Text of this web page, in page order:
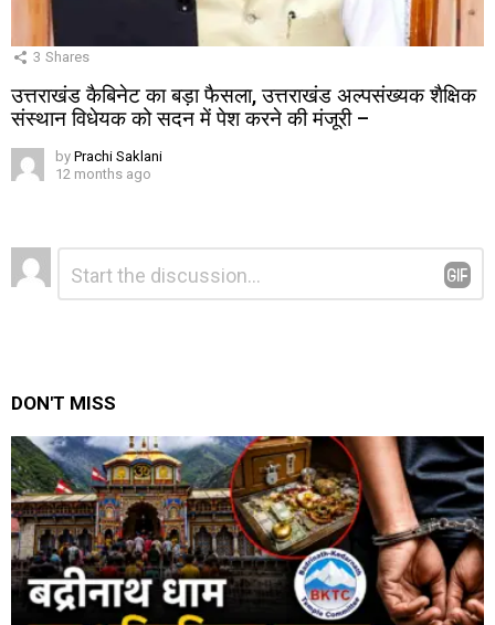
3 Shares
उत्तराखंड कैबिनेट का बड़ा फैसला, उत्तराखंड अल्पसंख्यक शैक्षिक
संस्थान विधेयक को सदन में पेश करने की मंजूरी –
by Prachi Saklani
12 months ago
Leave
a
Reply
DON'T MISS